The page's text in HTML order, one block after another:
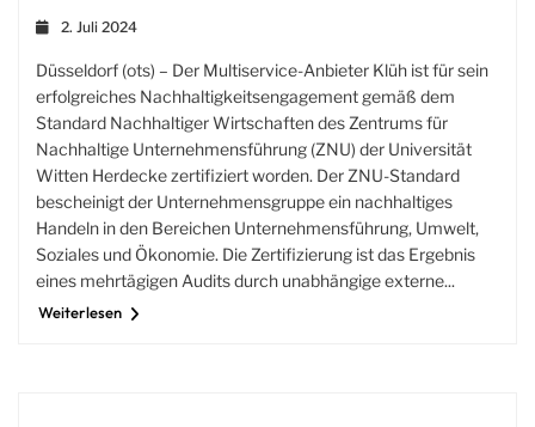
2. Juli 2024
Düsseldorf (ots) – Der Multiservice-Anbieter Klüh ist für sein
erfolgreiches Nachhaltigkeitsengagement gemäß dem
Standard Nachhaltiger Wirtschaften des Zentrums für
Nachhaltige Unternehmensführung (ZNU) der Universität
Witten Herdecke zertifiziert worden. Der ZNU-Standard
bescheinigt der Unternehmensgruppe ein nachhaltiges
Handeln in den Bereichen Unternehmensführung, Umwelt,
Soziales und Ökonomie. Die Zertifizierung ist das Ergebnis
eines mehrtägigen Audits durch unabhängige externe...
Weiterlesen